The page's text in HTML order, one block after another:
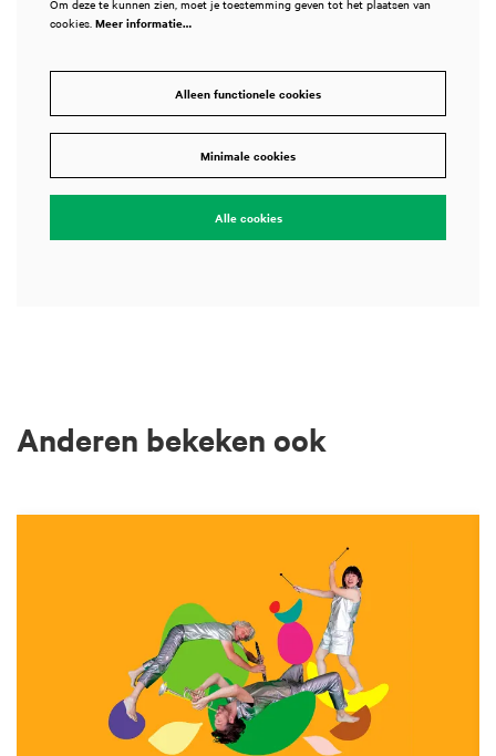
Om deze te kunnen zien, moet je toestemming geven tot het plaatsen van
cookies. Meer informatie…
Alleen functionele cookies
Minimale cookies
Alle cookies
Anderen bekeken ook